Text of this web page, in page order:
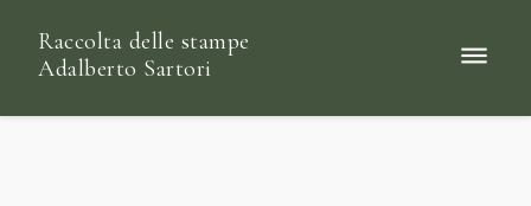
Raccolta delle stampe
Adalberto Sartori